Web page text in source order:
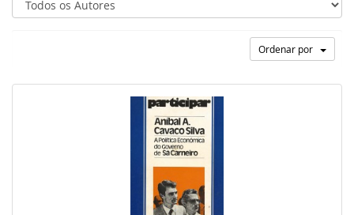
Ordenar por